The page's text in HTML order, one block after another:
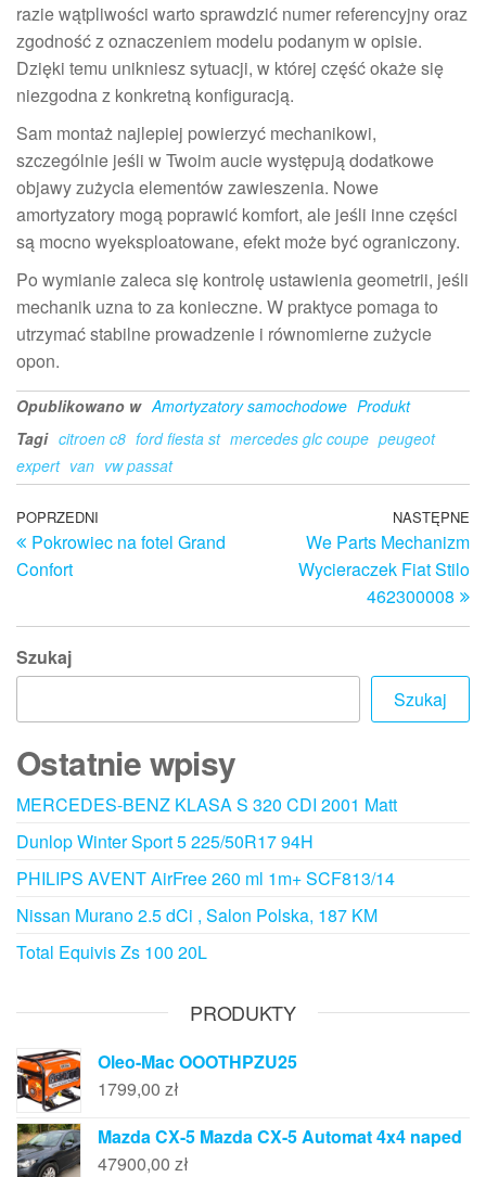
razie wątpliwości warto sprawdzić numer referencyjny oraz
zgodność z oznaczeniem modelu podanym w opisie.
Dzięki temu unikniesz sytuacji, w której część okaże się
niezgodna z konkretną konfiguracją.
Sam montaż najlepiej powierzyć mechanikowi,
szczególnie jeśli w Twoim aucie występują dodatkowe
objawy zużycia elementów zawieszenia. Nowe
amortyzatory mogą poprawić komfort, ale jeśli inne części
są mocno wyeksploatowane, efekt może być ograniczony.
Po wymianie zaleca się kontrolę ustawienia geometrii, jeśli
mechanik uzna to za konieczne. W praktyce pomaga to
utrzymać stabilne prowadzenie i równomierne zużycie
opon.
Opublikowano w Amortyzatory samochodowe Produkt
Tagi citroen c8 ford fiesta st mercedes glc coupe peugeot
expert van vw passat
Nawigacja
wpisu
Poprzedni
wpis
POPRZEDNI
Pokrowiec na fotel Grand
Confort
NASTĘPNE
We Parts Mechanizm
Wycieraczek Fiat Stilo
462300008
Szukaj
Szukaj
Ostatnie wpisy
MERCEDES-BENZ KLASA S 320 CDI 2001 Matt
Dunlop Winter Sport 5 225/50R17 94H
PHILIPS AVENT AirFree 260 ml 1m+ SCF813/14
Nissan Murano 2.5 dCi , Salon Polska, 187 KM
Total Equivis Zs 100 20L
PRODUKTY
Oleo-Mac OOOTHPZU25
1799,00 zł
Mazda CX-5 Mazda CX-5 Automat 4x4 naped
47900,00 zł